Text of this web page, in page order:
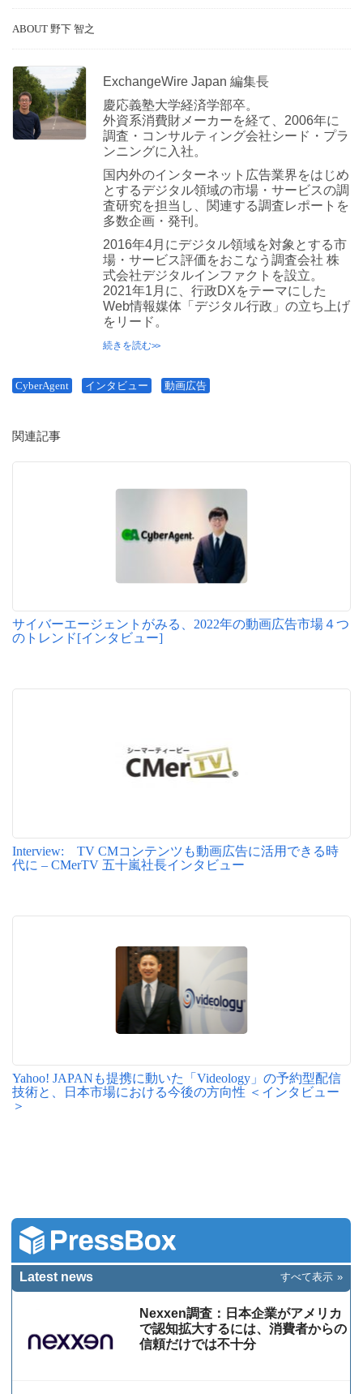
ABOUT 野下 智之
ExchangeWire Japan 編集長
慶応義塾大学経済学部卒。
外資系消費財メーカーを経て、2006年に
調査・コンサルティング会社シード・プラ
ンニングに入社。
国内外のインターネット広告業界をはじめ
とするデジタル領域の市場・サービスの調
査研究を担当し、関連する調査レポートを
多数企画・発刊。
2016年4月にデジタル領域を対象とする市
場・サービス評価をおこなう調査会社 株
式会社デジタルインファクトを設立。
2021年1月に、行政DXをテーマにした
Web情報媒体「デジタル行政」の立ち上げ
をリード。
続きを読む
CyberAgent インタビュー 動画広告
関連記事
サイバーエージェントがみる、2022年の動画広告市場４つ
のトレンド[インタビュー]
Interview: TV CMコンテンツも動画広告に活用できる時
代に – CMerTV 五十嵐社長インタビュー
Yahoo! JAPANも提携に動いた「Videology」の予約型配信
技術と、日本市場における今後の方向性 ＜インタビュー
＞
Latest news すべて表示
Nexxen調査：日本企業がアメリカ
で認知拡大するには、消費者からの
信頼だけでは不十分